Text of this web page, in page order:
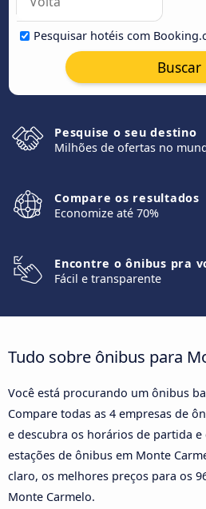
Pesquisar hotéis com
Buscar
Pesquise o seu destino
Milhões de ofertas no
Compare os resultados
Economize até 70%
Encontre o ônibus pra
Fácil e transparente
Tudo sobre ônibus para
Você está procurando um ônibus
Compare todas as 4 empresas de
e descubra os horários de partida e
estações de ônibus em Monte
claro, os melhores preços para os
Monte Carmelo.